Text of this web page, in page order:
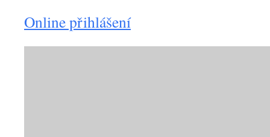
Online přihlášení